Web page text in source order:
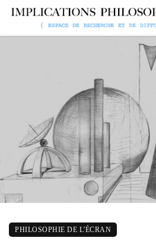
PHILOSOPHIE DE L'ÉCRAN